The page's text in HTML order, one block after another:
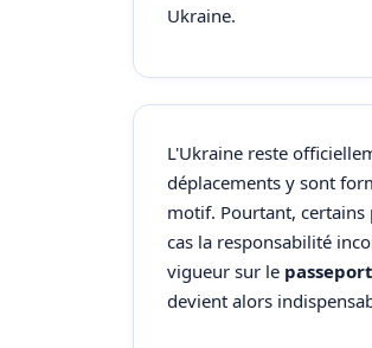
Ukraine.
L'Ukraine reste
déplacements y sont
motif. Pourtant,
cas la responsabilité
vigueur sur le
devient alors